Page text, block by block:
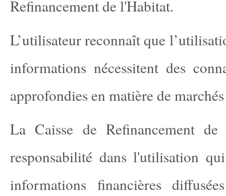
Refinancement de l'Habitat.
L’utilisateur reconnaît que
informations nécessitent des
approfondies en matière de
La Caisse de Refinancement
responsabilité dans l'utilisation
informations financières